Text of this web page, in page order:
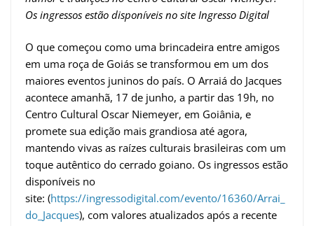
Os ingressos estão disponíveis no site Ingresso Digital
O que começou como uma brincadeira entre amigos
em uma roça de Goiás se transformou em um dos
maiores eventos juninos do país. O Arraiá do Jacques
acontece amanhã, 17 de junho, a partir das 19h, no
Centro Cultural Oscar Niemeyer, em Goiânia, e
promete sua edição mais grandiosa até agora,
mantendo vivas as raízes culturais brasileiras com um
toque autêntico do cerrado goiano. Os ingressos estão
disponíveis no
site: (https://ingressodigital.com/evento/16360/Arrai_
do_Jacques), com valores atualizados após a recente